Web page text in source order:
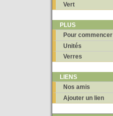
Vert
PLUS
Pour commencer
Unités
Verres
LIENS
Nos amis
Ajouter un lien